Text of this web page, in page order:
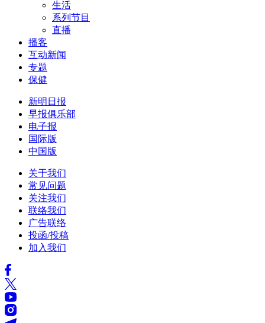
生活
系列节目
直播
播客
互动新闻
专题
保健
新明日报
早报俱乐部
电子报
国际版
中国版
关于我们
常见问题
关注我们
联络我们
广告联络
投函/投稿
加入我们